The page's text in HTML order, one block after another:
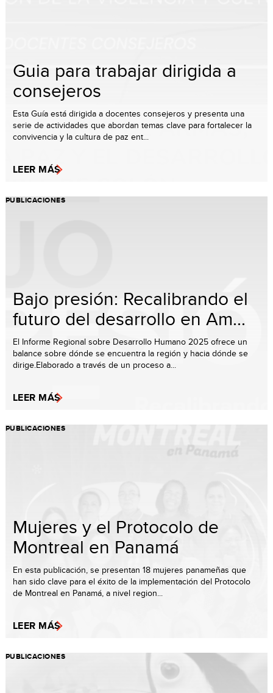
Guia para trabajar dirigida a
consejeros
Esta Guía está dirigida a docentes consejeros y presenta una
serie de actividades que abordan temas clave para fortalecer la
convivencia y la cultura de paz ent...
LEER MÁS
PUBLICACIONES
Bajo presión: Recalibrando el
futuro del desarrollo en Am...
El Informe Regional sobre Desarrollo Humano 2025 ofrece un
balance sobre dónde se encuentra la región y hacia dónde se
dirige.Elaborado a través de un proceso a...
LEER MÁS
PUBLICACIONES
Mujeres y el Protocolo de
Montreal en Panamá
En esta publicación, se presentan 18 mujeres panameñas que
han sido clave para el éxito de la implementación del Protocolo
de Montreal en Panamá, a nivel region...
LEER MÁS
PUBLICACIONES